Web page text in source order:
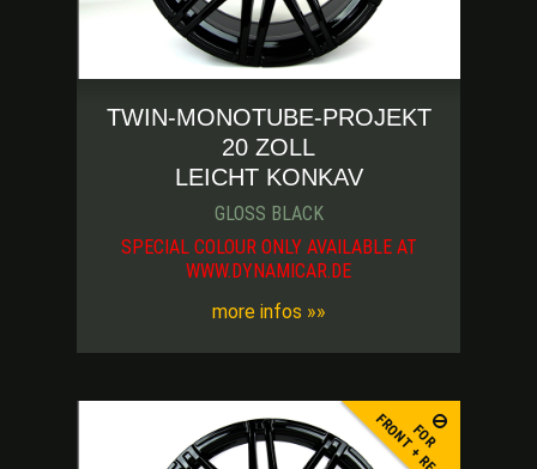
TWIN-MONOTUBE-PROJEKT
20 ZOLL
LEICHT KONKAV
GLOSS BLACK
SPECIAL COLOUR ONLY AVAILABLE AT
WWW.DYNAMICAR.DE
more infos »»
FOR
FRONT + REAR